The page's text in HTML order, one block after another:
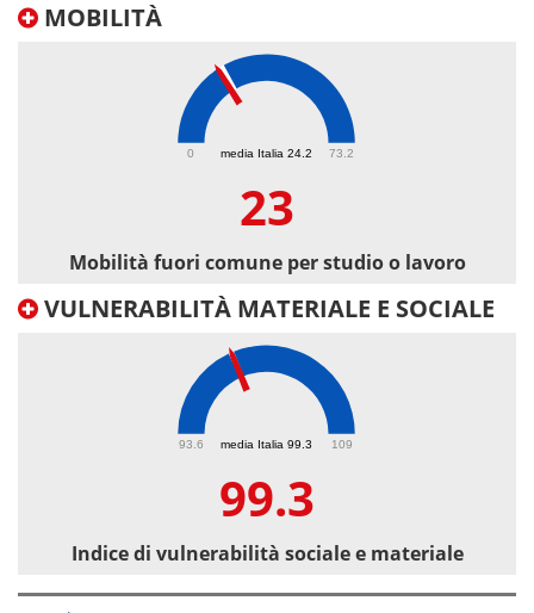
MOBILITÀ
media Italia 24.2
0 73.2
23
Mobilità fuori comune per studio o lavoro
VULNERABILITÀ MATERIALE E SOCIALE
media Italia 99.3
93.6 109
99.3
Indice di vulnerabilità sociale e materiale